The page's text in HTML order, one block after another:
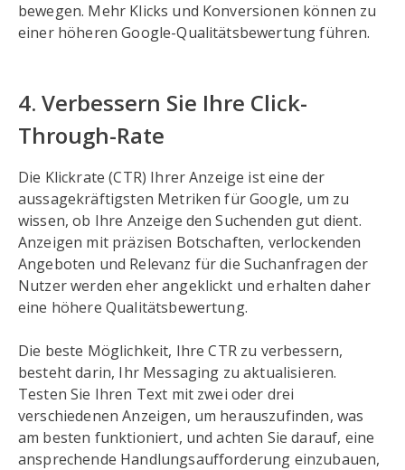
bewegen. Mehr Klicks und Konversionen können zu
einer höheren Google-Qualitätsbewertung führen.
4. Verbessern Sie Ihre Click-
Through-Rate
Die Klickrate (CTR) Ihrer Anzeige ist eine der
aussagekräftigsten Metriken für Google, um zu
wissen, ob Ihre Anzeige den Suchenden gut dient.
Anzeigen mit präzisen Botschaften, verlockenden
Angeboten und Relevanz für die Suchanfragen der
Nutzer werden eher angeklickt und erhalten daher
eine höhere Qualitätsbewertung.
Die beste Möglichkeit, Ihre CTR zu verbessern,
besteht darin, Ihr Messaging zu aktualisieren.
Testen Sie Ihren Text mit zwei oder drei
verschiedenen Anzeigen, um herauszufinden, was
am besten funktioniert, und achten Sie darauf, eine
ansprechende Handlungsaufforderung einzubauen,